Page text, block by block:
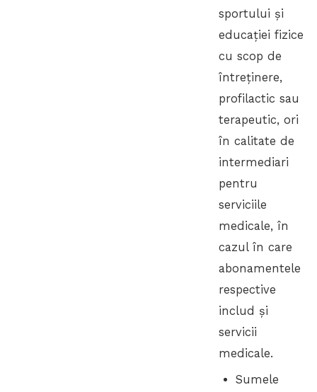
sportului și
educației fizice
cu scop de
întreținere,
profilactic sau
terapeutic, ori
în calitate de
intermediari
pentru
serviciile
medicale, în
cazul în care
abonamentele
respective
includ și
servicii
medicale.
Sumele